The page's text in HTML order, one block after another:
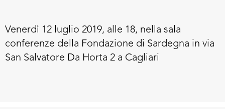
Venerdì 12 luglio 2019, alle 18, nella sala
conferenze della Fondazione di Sardegna in via
San Salvatore Da Horta 2 a Cagliari